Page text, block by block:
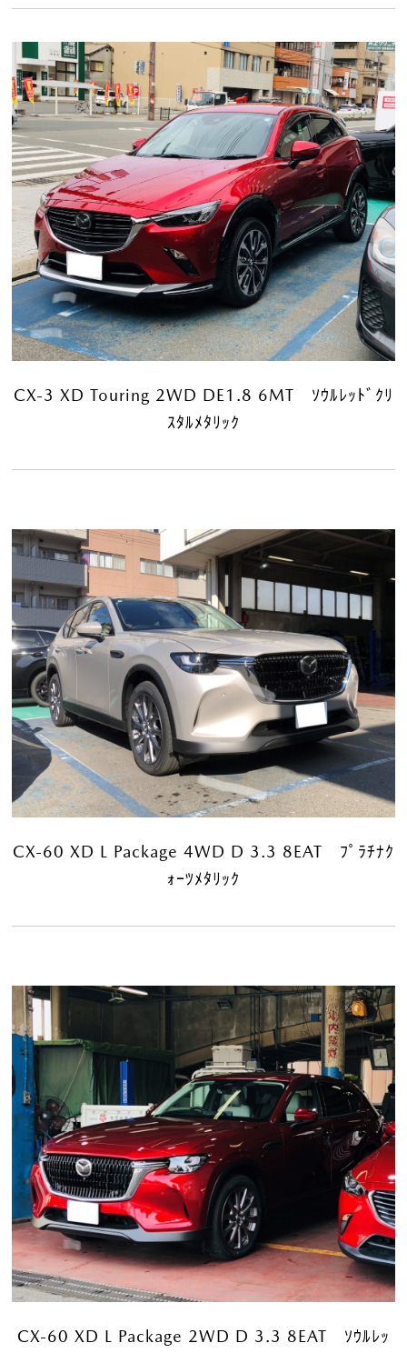
CX-3 XD Touring 2WD DE1.8 6MT ｿｳﾙﾚｯﾄﾞｸﾘ
ｽﾀﾙﾒﾀﾘｯｸ
CX-60 XD L Package 4WD D 3.3 8EAT ﾌﾟﾗﾁﾅｸ
ｫｰﾂﾒﾀﾘｯｸ
CX-60 XD L Package 2WD D 3.3 8EAT ｿｳﾙﾚｯ